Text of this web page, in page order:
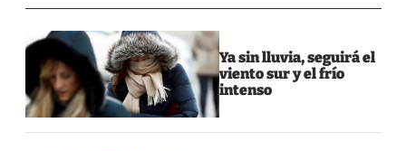
Ya sin lluvia, seguirá el
viento sur y el frío
intenso